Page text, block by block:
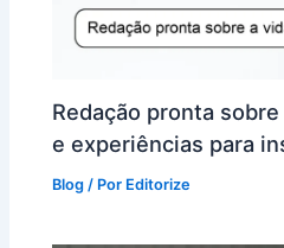
Redação pronta
e experiências para
Blog / Por Editorize